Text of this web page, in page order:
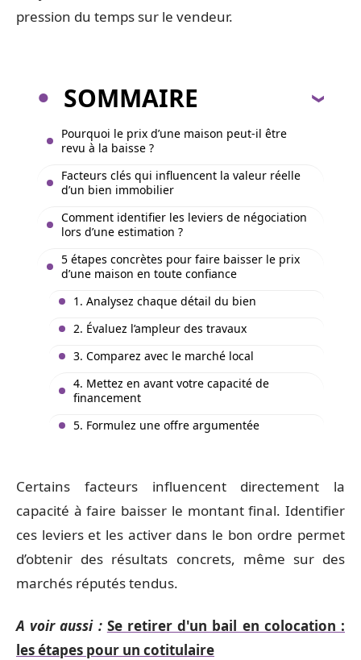
pression du temps sur le vendeur.
SOMMAIRE
Pourquoi le prix d’une maison peut-il être
revu à la baisse ?
Facteurs clés qui influencent la valeur réelle
d’un bien immobilier
Comment identifier les leviers de négociation
lors d’une estimation ?
5 étapes concrètes pour faire baisser le prix
d’une maison en toute confiance
1. Analysez chaque détail du bien
2. Évaluez l’ampleur des travaux
3. Comparez avec le marché local
4. Mettez en avant votre capacité de
financement
5. Formulez une offre argumentée
Certains facteurs influencent directement la
capacité à faire baisser le montant final. Identifier
ces leviers et les activer dans le bon ordre permet
d’obtenir des résultats concrets, même sur des
marchés réputés tendus.
A voir aussi : Se retirer d'un bail en colocation :
les étapes pour un cotitulaire